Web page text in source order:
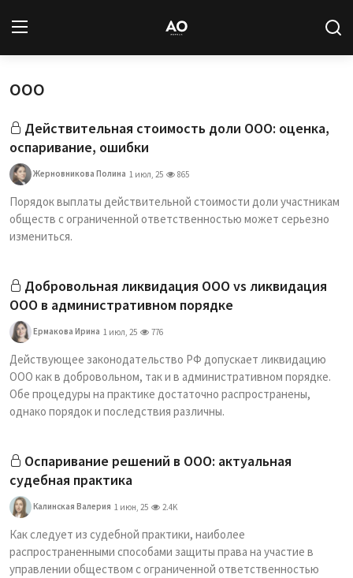
Новости
Статьи
Авторы
База знаний
Подписка
ООО
Действительная стоимость доли ООО: оценка,
оспаривание, ошибки
Жерновникова Полина 1 июл, 25 865
Порядок выплаты действительной стоимости доли участникам
обществ с ограниченной ответственностью может серьезно
измениться.
Добровольная ликвидация ООО vs ликвидация
ООО в административном порядке
Ермакова Ирина 1 июл, 25 776
Действующее законодательство РФ допускает ликвидацию
ООО как в добровольном, так и в административном порядке.
Обе процедуры на практике достаточно распространены,
однако порядок и последствия различны.
Оспаривание решений в ООО: актуальная
судебная практика
Калинская Валерия 1 июн, 25 2.4K
Как следует из судебной практики, наиболее
распространенными способами защиты права на участие в
управлении обществом с ограниченной ответственностью